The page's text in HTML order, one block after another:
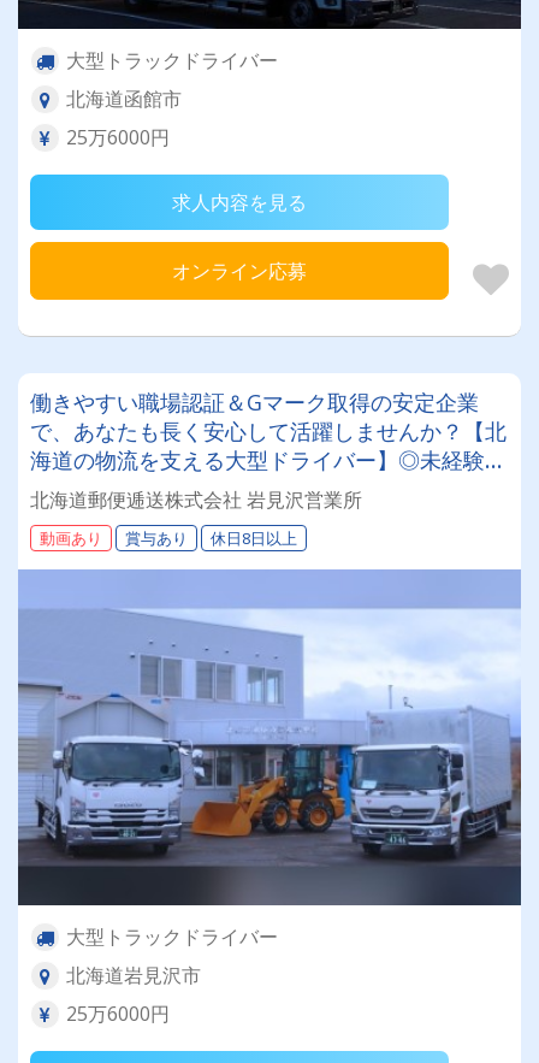
大型トラックドライバー
北海道函館市
25万6000円
求人内容を見る
オンライン応募
働きやすい職場認証＆Gマーク取得の安定企業
で、あなたも長く安心して活躍しませんか？【北
海道の物流を支える大型ドライバー】◎未経験歓
迎◎残業月平均8～9時間◎賞与年3回（昨年度実
績：計4.05ヶ月分）◎カゴ台車メイン
北海道郵便逓送株式会社 岩見沢営業所
動画あり 賞与あり 休日8日以上
大型トラックドライバー
北海道岩見沢市
25万6000円